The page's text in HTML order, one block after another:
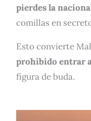
pierdes la
comillas en
Esto convierte
prohibido entrar
figura de buda.